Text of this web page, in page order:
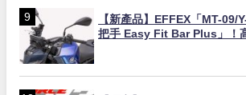
【新產品】EFFEX「MT-09/
把手 Easy Fit Bar Plus」！